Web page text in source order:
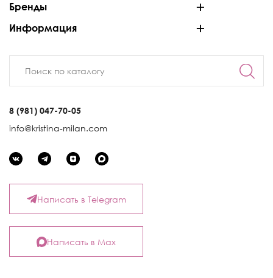
Бренды
Информация
8 (981) 047-70-05
info@kristina-milan.com
Написать в Telegram
Написать в Max